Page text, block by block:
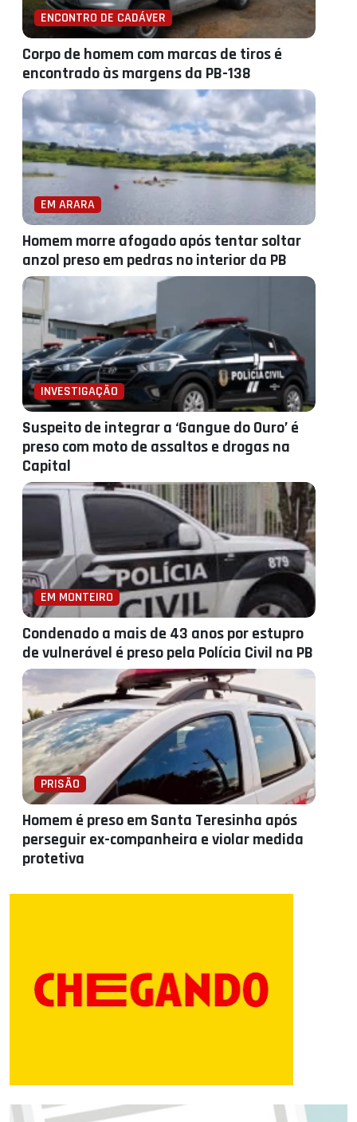
ENCONTRO DE CADÁVER
Corpo de homem com marcas de tiros é
encontrado às margens da PB-138
EM ARARA
Homem morre afogado após tentar soltar
anzol preso em pedras no interior da PB
INVESTIGAÇÃO
Suspeito de integrar a ‘Gangue do Ouro’ é
preso com moto de assaltos e drogas na
Capital
EM MONTEIRO
Condenado a mais de 43 anos por estupro
de vulnerável é preso pela Polícia Civil na PB
PRISÃO
Homem é preso em Santa Teresinha após
perseguir ex-companheira e violar medida
protetiva